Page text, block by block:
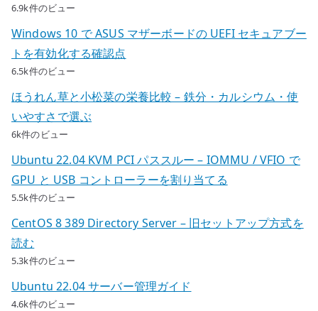
6.9k件のビュー
Windows 10 で ASUS マザーボードの UEFI セキュアブー
トを有効化する確認点
6.5k件のビュー
ほうれん草と小松菜の栄養比較 – 鉄分・カルシウム・使
いやすさで選ぶ
6k件のビュー
Ubuntu 22.04 KVM PCI パススルー – IOMMU / VFIO で
GPU と USB コントローラーを割り当てる
5.5k件のビュー
CentOS 8 389 Directory Server – 旧セットアップ方式を
読む
5.3k件のビュー
Ubuntu 22.04 サーバー管理ガイド
4.6k件のビュー